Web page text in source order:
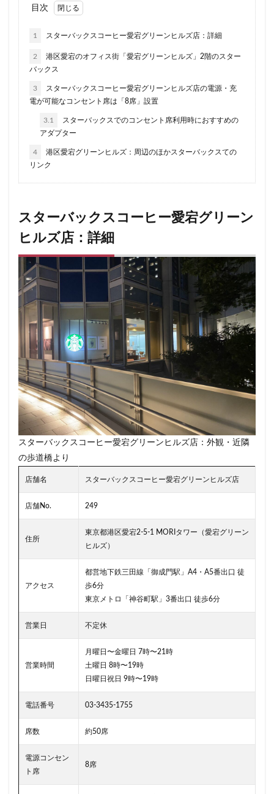
目次
1 スターバックスコーヒー愛宕グリーンヒルズ店：詳細
2
港区愛宕のオフィス街「愛宕グリーンヒルズ」2階のスター
バックス
3
スターバックスコーヒー愛宕グリーンヒルズ店の電源・充
電が可能なコンセント席は「8席」設置
3.1
スターバックスでのコンセント席利用時におすすめの
アダプター
4
港区愛宕グリーンヒルズ：周辺のほかスターバックスての
リンク
スターバックスコーヒー愛宕グリーン
ヒルズ店：詳細
スターバックスコーヒー愛宕グリーンヒルズ店：外観・近隣
の歩道橋より
店舗名 スターバックスコーヒー愛宕グリーンヒルズ店
店舗No. 249
住所
東京都港区愛宕2-5-1 MORIタワー（愛宕グリーン
ヒルズ）
アクセス
都営地下鉄三田線「御成門駅」A4・A5番出口 徒
歩6分
東京メトロ「神谷町駅」3番出口 徒歩6分
営業日 不定休
営業時間
月曜日〜金曜日 7時〜21時
土曜日 8時〜19時
日曜日祝日 9時〜19時
電話番号 03-3435-1755
席数 約50席
電源コンセン
ト席
8席
セントラルパーク
テイクアウト専門 テイクアウト専門店 ディバーナ
トナリエキュート トリトンスクエア
ハラカド ハレノテラス バスターミナル東京八重洲
ピオニウォーク
プルデンシャルタワー ベイシア ベイシア富里
ペリエ千葉
モザイクモール港北 モラージュ菖蒲 モリタウン
ヤエチカ ヤマダ電機
ラスカ熱海 ラゾーナ川崎 ララガーデン
リージョナルランドマークストア ルミネ横浜
ルミネ池袋 ルミネ立川 三ツ境
三井アウトレットパーク 三井住友銀行 三田
三菱ビル 三越前 三軒茶屋
三鷹市 三鷹駅 上大岡 上尾市
上野 上野御徒町 上野駅
下北沢 下高井戸 世田谷代田 世田谷区
中央区 中央大学 中央林間 中央自動車道
中央道 中山 中目黒 中野 中野坂上
中野駅 丸の内 丸の内オアゾ
丸の内パークビル
久喜市 久喜駅 久屋大通 九段下 亀戸
亀有 二俣川
二子玉川公園 五反田 井の頭公園 京急
京急川崎駅 京急百貨店 京急鶴見駅
京王新線 京王線 仙川
代官山T-SITE 代沢 伊勢原 伏見 佐倉
信濃町 元町・中華街
八幡山 八王子駅
八重洲地下街 公園 六本木
内幸町 再開発
勝どき駅 北区 北千住
千駄ヶ谷
南千住